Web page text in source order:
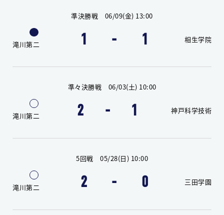
準決勝戦 06/09(金) 13:00
滝川第二 1 - 1 相生学院
準々決勝戦 06/03(土) 10:00
滝川第二 2 - 1 神戸科学技術
5回戦 05/28(日) 10:00
滝川第二 2 - 0 三田学園